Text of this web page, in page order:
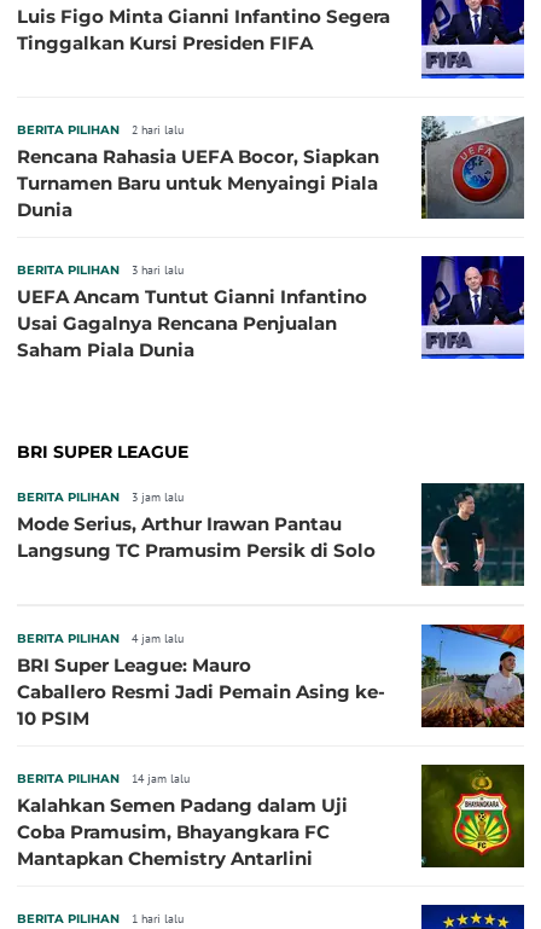
Luis Figo Minta Gianni Infantino Segera
Tinggalkan Kursi Presiden FIFA
BERITA PILIHAN 2 hari lalu
Rencana Rahasia UEFA Bocor, Siapkan
Turnamen Baru untuk Menyaingi Piala
Dunia
BERITA PILIHAN 3 hari lalu
UEFA Ancam Tuntut Gianni Infantino
Usai Gagalnya Rencana Penjualan
Saham Piala Dunia
BRI SUPER LEAGUE
BERITA PILIHAN 3 jam lalu
Mode Serius, Arthur Irawan Pantau
Langsung TC Pramusim Persik di Solo
BERITA PILIHAN 4 jam lalu
BRI Super League: Mauro
Caballero Resmi Jadi Pemain Asing ke-
10 PSIM
BERITA PILIHAN 14 jam lalu
Kalahkan Semen Padang dalam Uji
Coba Pramusim, Bhayangkara FC
Mantapkan Chemistry Antarlini
BERITA PILIHAN 1 hari lalu